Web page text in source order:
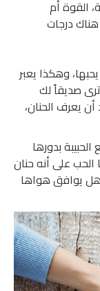
القوة أم
هناك درجات
وهكذا يعبر
صديقاً لك
أن يعرف الحنان،
بدورها
على أنه حنان
هل يوافق هواها